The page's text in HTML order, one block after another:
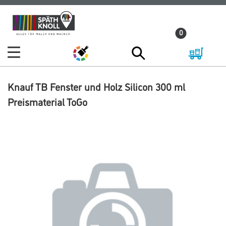
Zum
Inhalt
Zum
Navigationsmenü
0
Knauf TB Fenster und Holz Silicon 300 ml
Preismaterial ToGo